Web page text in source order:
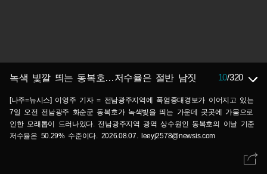
녹색 빛깔 띄는 동복호…저수율은 절반 남짓 10/320
[나주=뉴시스] 이영주 기자 = 전남광주지역에 폭염중대경보가 이어지고 있는
7일 오전 전남광주 화순군 동복호가 녹색빛을 띄는 가운데 곳곳에 가뭄으로
인한 모래톱이 드러나있다. 전남광주지역 광역 상수원인 동복호의 이날 기준
저수율은 50.29% 수준이다. 2026.08.07. leeyj2578@newsis.com